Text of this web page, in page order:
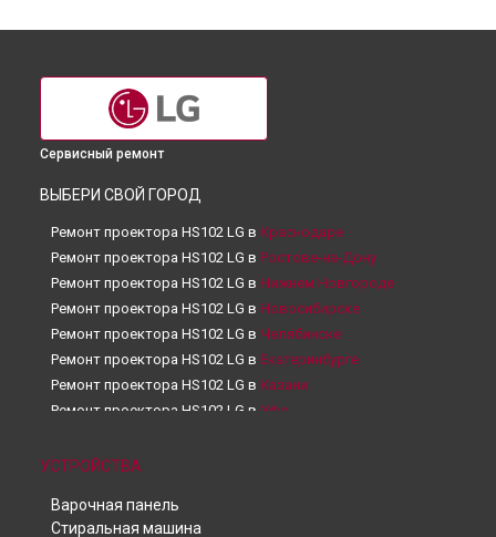
Сервисный ремонт
ВЫБЕРИ СВОЙ ГОРОД
Ремонт проектора HS102 LG в Краснодаре
Ремонт проектора HS102 LG в Ростове-на-Дону
Ремонт проектора HS102 LG в Нижнем Новгороде
Ремонт проектора HS102 LG в Новосибирске
Ремонт проектора HS102 LG в Челябинске
Ремонт проектора HS102 LG в Екатеринбурге
Ремонт проектора HS102 LG в Казани
Ремонт проектора HS102 LG в Уфе
Ремонт проектора HS102 LG в
Ремонт проектора HS102 LG в
УСТРОЙСТВА
Варочная панель
Стиральная машина